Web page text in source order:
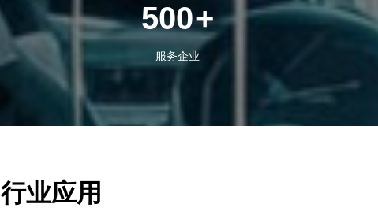
500+
服务企业
行业应用